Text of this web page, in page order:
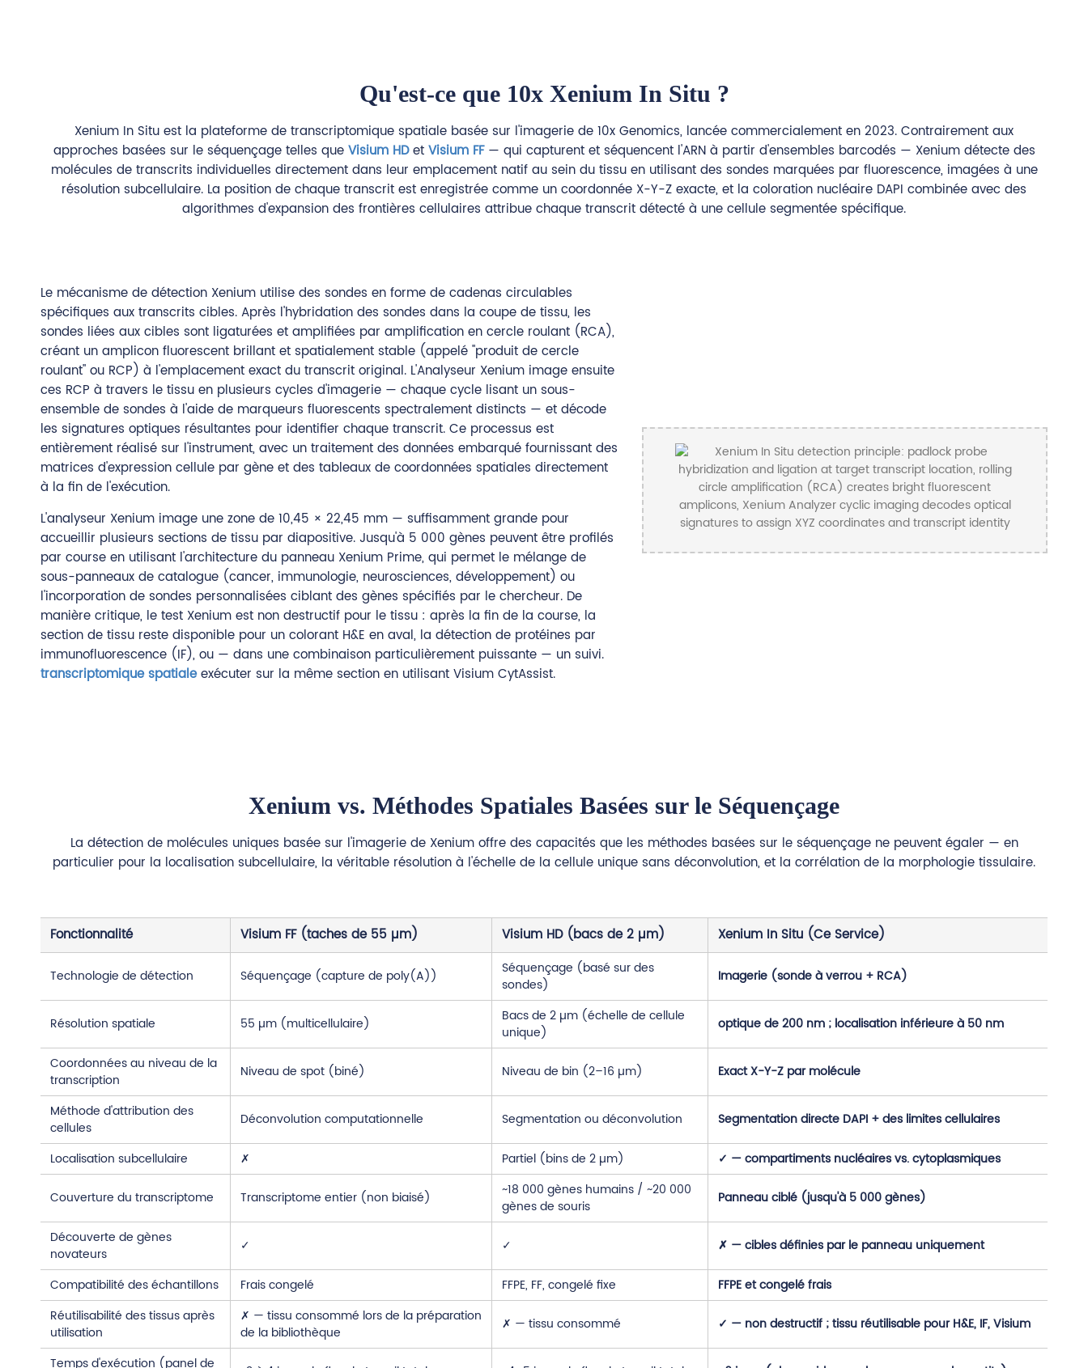
Qu'est-ce que 10x Xenium In Situ ?
Xenium In Situ est la plateforme de transcriptomique spatiale basée sur l'imagerie de 10x Genomics, lancée commercialement en 2023. Contrairement aux
approches basées sur le séquençage telles que Visium HDet Visium FF— qui capturent et séquencent l'ARN à partir d'ensembles barcodés — Xenium détecte des
molécules de transcrits individuelles directement dans leur emplacement natif au sein du tissu en utilisant des sondes marquées par fluorescence, imagées à une
résolution subcellulaire. La position de chaque transcrit est enregistrée comme un coordonnée X-Y-Z exacte, et la coloration nucléaire DAPI combinée avec des
algorithmes d'expansion des frontières cellulaires attribue chaque transcrit détecté à une cellule segmentée spécifique.
Le mécanisme de détection Xenium utilise des sondes en forme de cadenas circulables
spécifiques aux transcrits cibles. Après l'hybridation des sondes dans la coupe de tissu, les
sondes liées aux cibles sont ligaturées et amplifiées par amplification en cercle roulant (RCA),
créant un amplicon fluorescent brillant et spatialement stable (appelé "produit de cercle
roulant" ou RCP) à l'emplacement exact du transcrit original. L'Analyseur Xenium image ensuite
ces RCP à travers le tissu en plusieurs cycles d'imagerie — chaque cycle lisant un sous-
ensemble de sondes à l'aide de marqueurs fluorescents spectralement distincts — et décode
les signatures optiques résultantes pour identifier chaque transcrit. Ce processus est
entièrement réalisé sur l'instrument, avec un traitement des données embarqué fournissant des
matrices d'expression cellule par gène et des tableaux de coordonnées spatiales directement
à la fin de l'exécution.
L'analyseur Xenium image une zone de 10,45 × 22,45 mm — suffisamment grande pour
accueillir plusieurs sections de tissu par diapositive. Jusqu'à 5 000 gènes peuvent être profilés
par course en utilisant l'architecture du panneau Xenium Prime, qui permet le mélange de
sous-panneaux de catalogue (cancer, immunologie, neurosciences, développement) ou
l'incorporation de sondes personnalisées ciblant des gènes spécifiés par le chercheur. De
manière critique, le test Xenium est non destructif pour le tissu : après la fin de la course, la
section de tissu reste disponible pour un colorant H&E en aval, la détection de protéines par
immunofluorescence (IF), ou — dans une combinaison particulièrement puissante — un suivi.
transcriptomique spatialeexécuter sur la même section en utilisant Visium CytAssist.
Xenium vs. Méthodes Spatiales Basées sur le Séquençage
La détection de molécules uniques basée sur l'imagerie de Xenium offre des capacités que les méthodes basées sur le séquençage ne peuvent égaler — en
particulier pour la localisation subcellulaire, la véritable résolution à l'échelle de la cellule unique sans déconvolution, et la corrélation de la morphologie tissulaire.
Fonctionnalité Visium FF (taches de 55 µm) Visium HD (bacs de 2 µm) Xenium In Situ (Ce Service)
Technologie de détection Séquençage (capture de poly(A))
Séquençage (basé sur des
sondes)
Imagerie (sonde à verrou + RCA)
Résolution spatiale 55 µm (multicellulaire)
Bacs de 2 µm (échelle de cellule
unique)
optique de 200 nm ; localisation inférieure à 50 nm
Coordonnées au niveau de la
transcription
Niveau de spot (biné) Niveau de bin (2–16 µm) Exact X-Y-Z par molécule
Méthode d'attribution des
cellules
Déconvolution computationnelle Segmentation ou déconvolution Segmentation directe DAPI + des limites cellulaires
Localisation subcellulaire ✗ Partiel (bins de 2 µm) ✓ — compartiments nucléaires vs. cytoplasmiques
Couverture du transcriptome Transcriptome entier (non biaisé)
~18 000 gènes humains / ~20 000
gènes de souris
Panneau ciblé (jusqu'à 5 000 gènes)
Découverte de gènes
novateurs
✓ ✓ ✗ — cibles définies par le panneau uniquement
Compatibilité des échantillons Frais congelé FFPE, FF, congelé fixe
FFPE et congelé frais
Réutilisabilité des tissus après
utilisation
✗ — tissu consommé lors de la préparation
de la bibliothèque
✗ — tissu consommé ✓ — non destructif ; tissu réutilisable pour H&E, IF, Visium
Temps d'exécution (panel de